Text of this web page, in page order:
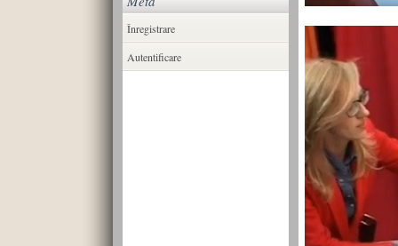
Înregistrare
Autentificare